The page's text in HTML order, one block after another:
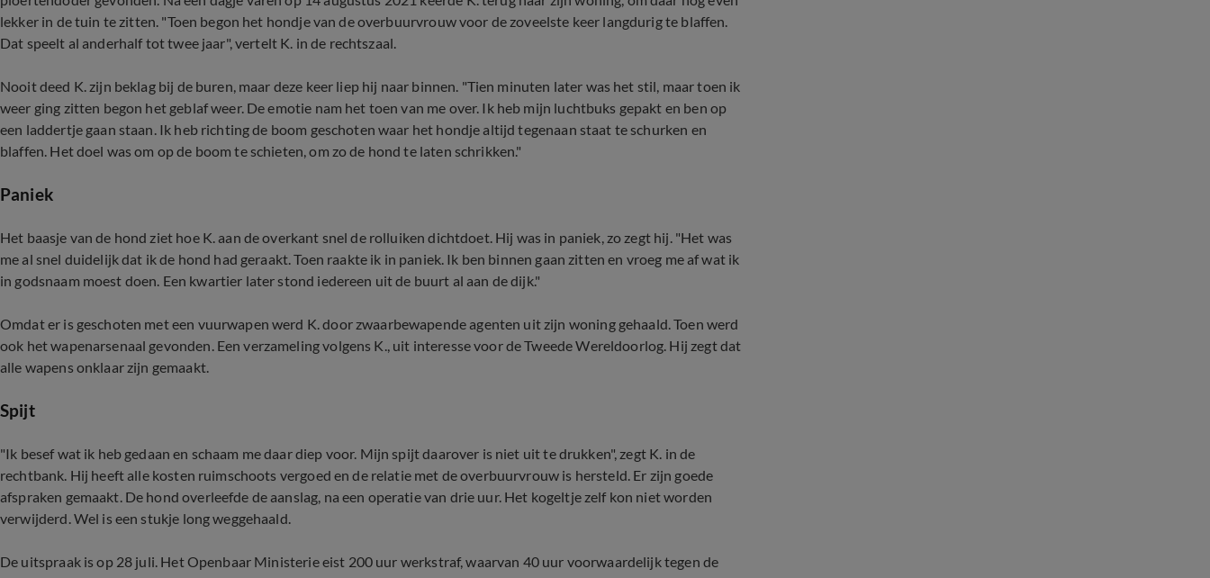
lekker in de tuin te zitten. "Toen begon het hondje van de overbuurvrouw voor de zoveelste keer langdurig te blaffen.
Dat speelt al anderhalf tot twee jaar", vertelt K. in de rechtszaal.
Nooit deed K. zijn beklag bij de buren, maar deze keer liep hij naar binnen. "Tien minuten later was het stil, maar toen ik
weer ging zitten begon het geblaf weer. De emotie nam het toen van me over. Ik heb mijn luchtbuks gepakt en ben op
een laddertje gaan staan. Ik heb richting de boom geschoten waar het hondje altijd tegenaan staat te schurken en
blaffen. Het doel was om op de boom te schieten, om zo de hond te laten schrikken."
Paniek
Het baasje van de hond ziet hoe K. aan de overkant snel de rolluiken dichtdoet. Hij was in paniek, zo zegt hij. "Het was
me al snel duidelijk dat ik de hond had geraakt. Toen raakte ik in paniek. Ik ben binnen gaan zitten en vroeg me af wat ik
in godsnaam moest doen. Een kwartier later stond iedereen uit de buurt al aan de dijk."
Omdat er is geschoten met een vuurwapen werd K. door zwaarbewapende agenten uit zijn woning gehaald. Toen werd
ook het wapenarsenaal gevonden. Een verzameling volgens K., uit interesse voor de Tweede Wereldoorlog. Hij zegt dat
alle wapens onklaar zijn gemaakt.
Spijt
"Ik besef wat ik heb gedaan en schaam me daar diep voor. Mijn spijt daarover is niet uit te drukken", zegt K. in de
rechtbank. Hij heeft alle kosten ruimschoots vergoed en de relatie met de overbuurvrouw is hersteld. Er zijn goede
afspraken gemaakt. De hond overleefde de aanslag, na een operatie van drie uur. Het kogeltje zelf kon niet worden
verwijderd. Wel is een stukje long weggehaald.
De uitspraak is op 28 juli. Het Openbaar Ministerie eist 200 uur werkstraf, waarvan 40 uur voorwaardelijk tegen de